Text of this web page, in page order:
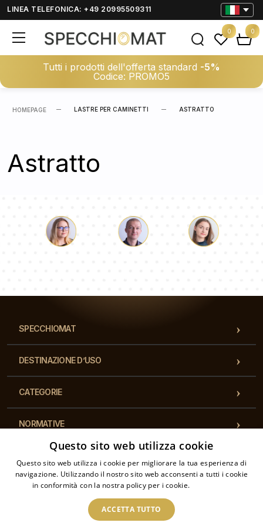
LINEA TELEFONICA: +49 20995509311
Tutti i prodotti dell'offerta standard -5%
Codice: PROMO5
0 0
HOMEPAGE LASTRE PER CAMINETTI ASTRATTO
Astratto
SPECCHIOMAT
DESTINAZIONE D’USO
CATEGORIE
NORMATIVE
2026 © Specchiomat – Tutti i diritti riservati. Il negozio online è gestito da: DEFTO
Questo sito web utilizza cookie
Questo sito web utilizza i cookie per migliorare la tua esperienza di
navigazione. Utilizzando il nostro sito web acconsenti a tutti i cookie
in conformità con la nostra policy per i cookie.
ACCETTA TUTTO